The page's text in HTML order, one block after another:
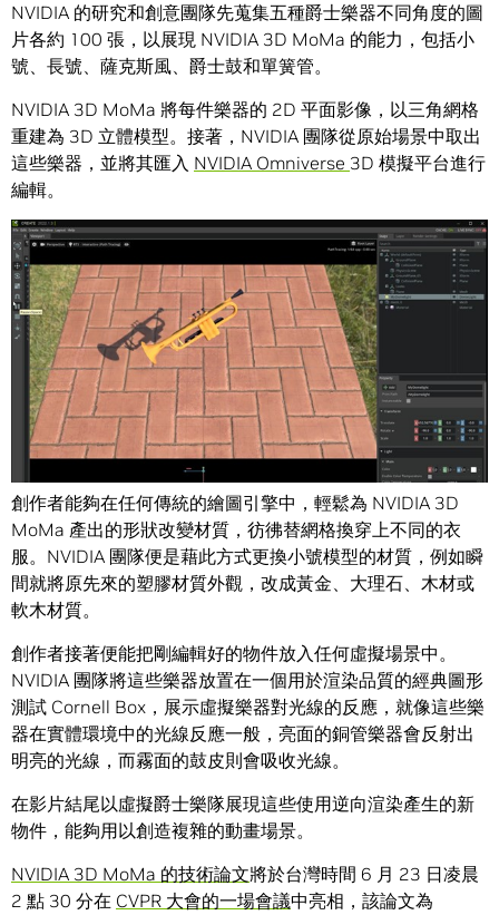
NVIDIA 的研究和創意團隊先蒐集五種爵士樂器不同角度的圖
片各約 100 張，以展現 NVIDIA 3D MoMa 的能力，包括小
號、長號、薩克斯風、爵士鼓和單簧管。
NVIDIA 3D MoMa 將每件樂器的 2D 平面影像，以三角網格
重建為 3D 立體模型。接著，NVIDIA 團隊從原始場景中取出
這些樂器，並將其匯入 NVIDIA Omniverse 3D 模擬平台進行
編輯。
創作者能夠在任何傳統的繪圖引擎中，輕鬆為 NVIDIA 3D
MoMa 產出的形狀改變材質，彷彿替網格換穿上不同的衣
服。NVIDIA 團隊便是藉此方式更換小號模型的材質，例如瞬
間就將原先來的塑膠材質外觀，改成黃金、大理石、木材或
軟木材質。
創作者接著便能把剛編輯好的物件放入任何虛擬場景中。
NVIDIA 團隊將這些樂器放置在一個用於渲染品質的經典圖形
測試 Cornell Box，展示虛擬樂器對光線的反應，就像這些樂
器在實體環境中的光線反應一般，亮面的銅管樂器會反射出
明亮的光線，而霧面的鼓皮則會吸收光線。
在影片結尾以虛擬爵士樂隊展現這些使用逆向渲染產生的新
物件，能夠用以創造複雜的動畫場景。
NVIDIA 3D MoMa 的技術論文將於台灣時間 6 月 23 日凌晨
2 點 30 分在 CVPR 大會的一場會議中亮相，該論文為